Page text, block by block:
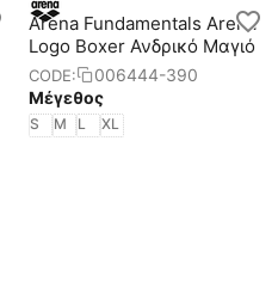
Arena Fundamentals Arena
Logo Boxer Ανδρικό Μαγιό
CODE:
006444-390
Μέγεθος
S M L XL